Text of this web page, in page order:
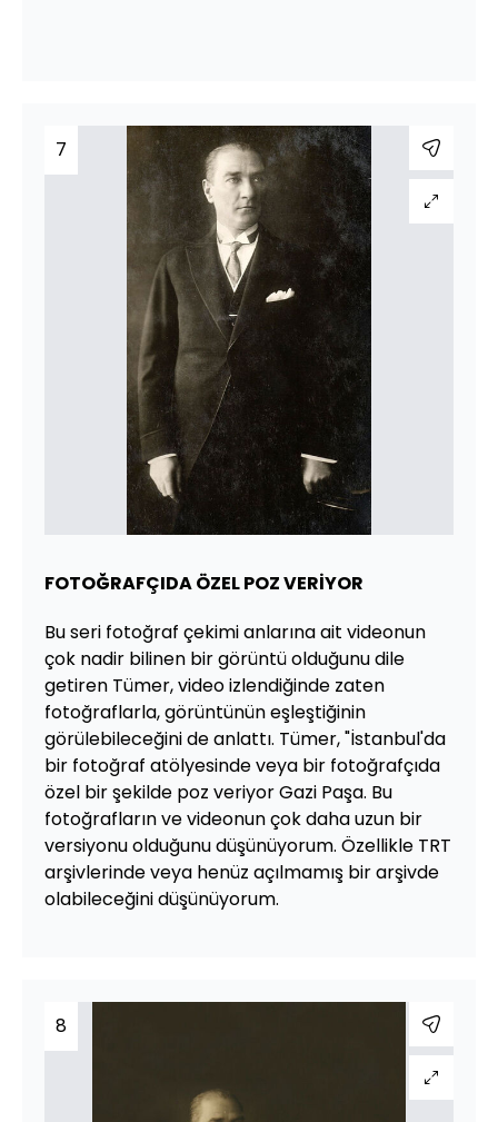
7
FOTOĞRAFÇIDA ÖZEL POZ VERİYOR
Bu seri fotoğraf çekimi anlarına ait videonun
çok nadir bilinen bir görüntü olduğunu dile
getiren Tümer, video izlendiğinde zaten
fotoğraflarla, görüntünün eşleştiğinin
görülebileceğini de anlattı. Tümer, "İstanbul'da
bir fotoğraf atölyesinde veya bir fotoğrafçıda
özel bir şekilde poz veriyor Gazi Paşa. Bu
fotoğrafların ve videonun çok daha uzun bir
versiyonu olduğunu düşünüyorum. Özellikle TRT
arşivlerinde veya henüz açılmamış bir arşivde
olabileceğini düşünüyorum.
8